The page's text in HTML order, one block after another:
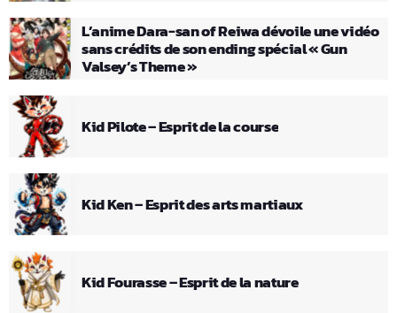
L’anime Dara-san of Reiwa dévoile une vidéo
sans crédits de son ending spécial « Gun
Valsey’s Theme »
Kid Pilote – Esprit de la course
Kid Ken – Esprit des arts martiaux
Kid Fourasse – Esprit de la nature